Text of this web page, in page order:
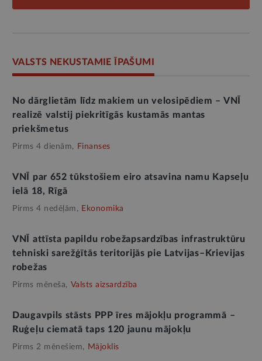
VALSTS NEKUSTAMIE ĪPAŠUMI
No dārglietām līdz makiem un velosipēdiem – VNĪ
realizē valstij piekritīgās kustamās mantas
priekšmetus
Pirms 4 dienām, Finanses
VNĪ par 652 tūkstošiem eiro atsavina namu Kapseļu
ielā 18, Rīgā
Pirms 4 nedēļām, Ekonomika
VNĪ attīsta papildu robežapsardzības infrastruktūru
tehniski sarežģītās teritorijās pie Latvijas–Krievijas
robežas
Pirms mēneša, Valsts aizsardzība
Daugavpils stāsts PPP īres mājokļu programmā –
Ruģeļu ciematā taps 120 jaunu mājokļu
Pirms 2 mēnešiem, Mājoklis